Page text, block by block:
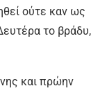
ούτε καν ως
το βράδυ,
και πρώην